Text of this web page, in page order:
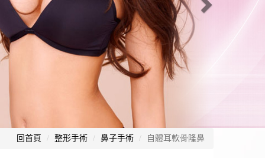
回首頁 整形手術 鼻子手術 自體耳軟骨隆鼻